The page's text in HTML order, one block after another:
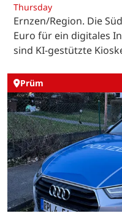
Thursday
Ernzen/Region. Die
Euro für ein digitales
sind KI-gestützte
Prüm